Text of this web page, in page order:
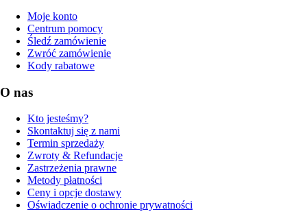
Moje konto
Centrum pomocy
Śledź zamówienie
Zwróć zamówienie
Kody rabatowe
O nas
Kto jesteśmy?
Skontaktuj się z nami
Termin sprzedaży
Zwroty & Refundacje
Zastrzeżenia prawne
Metody płatności
Ceny i opcje dostawy
Oświadczenie o ochronie prywatności